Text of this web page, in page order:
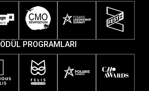
ÖDÜL PROGRAMLARI